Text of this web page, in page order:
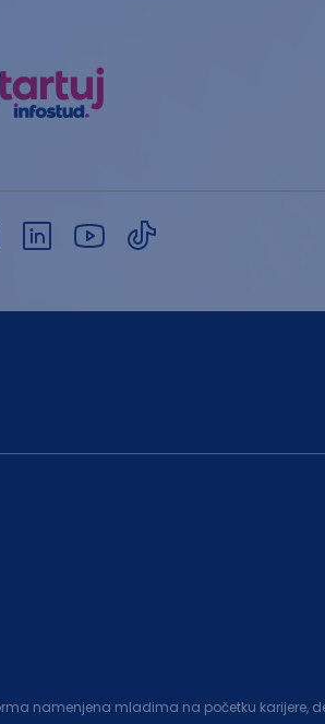
namenjena mladima na početku karijere,